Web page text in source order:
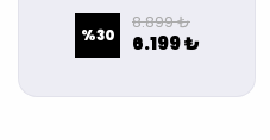
%30
8.899 ₺
6.199 ₺